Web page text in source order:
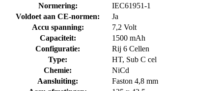
Normering:
IEC61951-1
Voldoet aan CE-normen:
Ja
Accu spanning:
7,2 Volt
Capaciteit:
1500 mAh
Configuratie:
Rij 6 Cellen
Type:
HT, Sub C cel
Chemie:
NiCd
Aansluiting:
Faston 4,8 mm